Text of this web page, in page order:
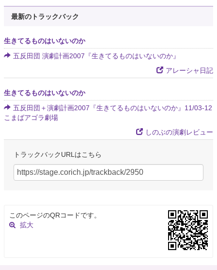
最新のトラックバック
生きてるものはいないのか
五反田団 演劇計画2007『生きてるものはいないのか』
アレーシャ日記
生きてるものはいないのか
五反田団＋演劇計画2007『生きてるものはいないのか』11/03-12
こまばアゴラ劇場
しのぶの演劇レビュー
トラックバックURLはこちら
このページのQRコードです。
拡大